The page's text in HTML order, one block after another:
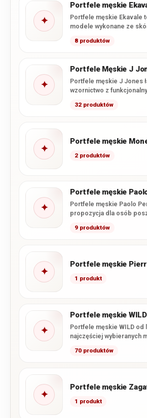
✦
Portfele męskie
Portfele męskie Ekavale
modele wykonane ze
charakterystycznym…
8 produktów
✦
Portfele Męskie J
Portfele męskie J Jones
wzornictwo z
32 produktów
✦
Portfele męskie
2 produktów
✦
Portfele męskie
Portfele męskie Paolo
propozycja dla osób
funkcjonalnego wnętrza i
9 produktów
✦
Portfele męskie
1 produkt
✦
Portfele męskie WILD
Portfele męskie WILD od
najczęściej wybieranych
70 produktów
✦
Portfele męskie
1 produkt